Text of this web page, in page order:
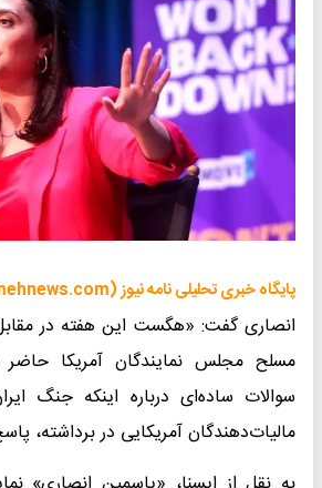
پایگاه خبری تحلیلی نامه نیوز (namehnews.com) :
انصاری گفت: «هگست این هفته در
مسلح مجلس نمایندگان آمریکا
سوالات ساده‌ای درباره اینکه جنگ
مالیات‌دهندگان آمریکایی در برداشته،